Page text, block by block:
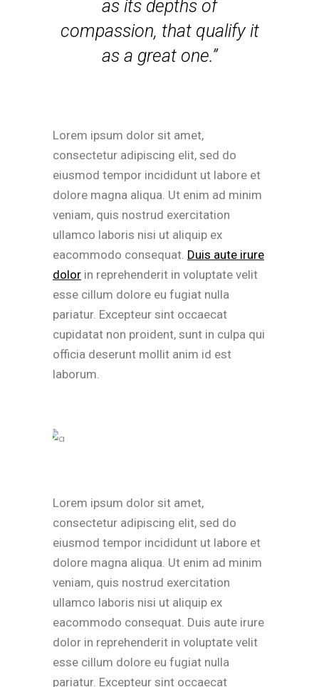
as its depths of
compassion, that qualify it
as a great one.”
Lorem ipsum dolor sit amet,
consectetur adipiscing elit, sed do
eiusmod tempor incididunt ut labore et
dolore magna aliqua. Ut enim ad minim
veniam, quis nostrud exercitation
ullamco laboris nisi ut aliquip ex
eacommodo consequat. Duis aute irure
dolor in reprehenderit in voluptate velit
esse cillum dolore eu fugiat nulla
pariatur. Excepteur sint occaecat
cupidatat non proident, sunt in culpa qui
officia deserunt mollit anim id est
laborum.
Lorem ipsum dolor sit amet,
consectetur adipiscing elit, sed do
eiusmod tempor incididunt ut labore et
dolore magna aliqua. Ut enim ad minim
veniam, quis nostrud exercitation
ullamco laboris nisi ut aliquip ex
eacommodo consequat. Duis aute irure
dolor in reprehenderit in voluptate velit
esse cillum dolore eu fugiat nulla
pariatur. Excepteur sint occaecat